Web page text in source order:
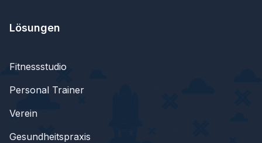
Lösungen
Fitnessstudio
Personal Trainer
Verein
Gesundheitspraxis